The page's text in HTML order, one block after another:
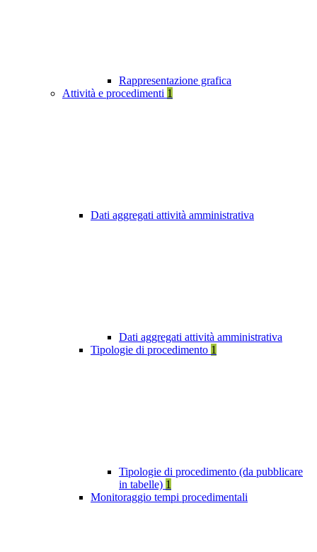
Rappresentazione grafica
Attività e procedimenti 1
Dati aggregati attività amministrativa
Dati aggregati attività amministrativa
Tipologie di procedimento 1
Tipologie di procedimento (da pubblicare
in tabelle) 1
Monitoraggio tempi procedimentali